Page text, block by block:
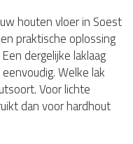
houten vloer in Soest
praktische oplossing
dergelijke laklaag
Welke lak
Voor lichte
dan voor hardhout